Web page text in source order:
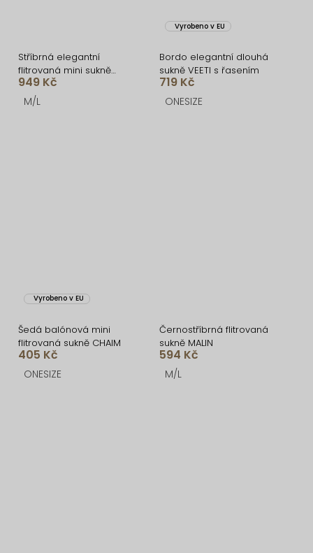
Stříbrná elegantní
flitrovaná mini sukně
HEXA
949 Kč
M/L
Vyrobeno v EU
Bordo elegantní dlouhá
sukně VEETI s řasením
719 Kč
ONESIZE
Vyrobeno v EU
Šedá balónová mini
flitrovaná sukně CHAIM
405 Kč
ONESIZE
Černostříbrná flitrovaná
sukně MALIN
594 Kč
M/L